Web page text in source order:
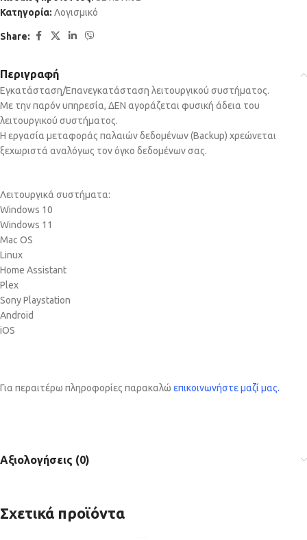
Κατηγορία: Λογισμικό
Share:
Περιγραφή
Εγκατάσταση/Επανεγκατάσταση λειτουργικού συστήματος.
Με την παρόν υπηρεσία, ΔΕΝ αγοράζεται φυσική άδεια του
λειτουργικού συστήματος.
Η εργασία μεταφοράς παλαιών δεδομένων (Backup) χρεώνεται
ξεχωριστά αναλόγως τον όγκο δεδομένων σας.
Λειτουργικά συστήματα:
Windows 10
Windows 11
Mac OS
Linux
Home Assistant
Plex
Sony Playstation
Android
iOS
Για περαιτέρω πληροφορίες παρακαλώ επικοινωνήστε μαζί μας.
Αξιολογήσεις (0)
Σχετικά προϊόντα